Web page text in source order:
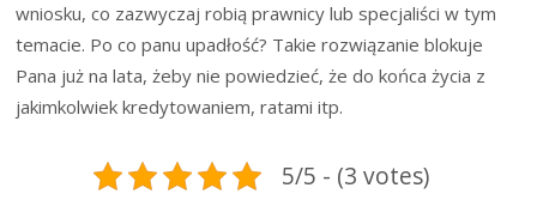
wniosku, co zazwyczaj robią prawnicy lub specjaliści w tym
temacie. Po co panu upadłość? Takie rozwiązanie blokuje
Pana już na lata, żeby nie powiedzieć, że do końca życia z
jakimkolwiek kredytowaniem, ratami itp.
5/5 - (3 votes)